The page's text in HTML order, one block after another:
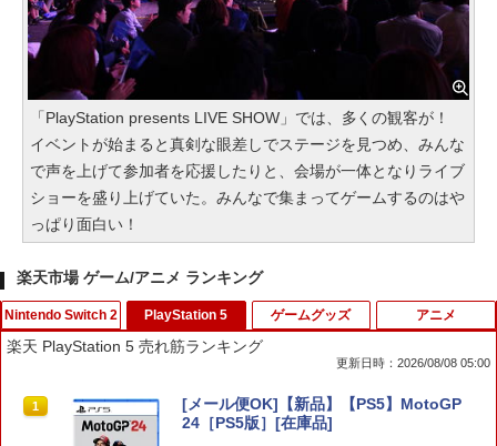
「PlayStation presents LIVE SHOW」では、多くの観客が！
イベントが始まると真剣な眼差しでステージを見つめ、みんな
で声を上げて参加者を応援したりと、会場が一体となりライブ
ショーを盛り上げていた。みんなで集まってゲームするのはや
っぱり面白い！
楽天市場 ゲーム/アニメ ランキング
Nintendo Switch 2
1
カードケース 24枚収納 for Nintendo S
witch 2 Pixel - 緑 -
PlayStation 5
楽天 PlayStation 5 売れ筋ランキング
更新日時：2026/08/08 05:00
1
[メール便OK]【新品】【PS5】MotoGP
24［PS5版］[在庫品]
ゲームグッズ アニメ